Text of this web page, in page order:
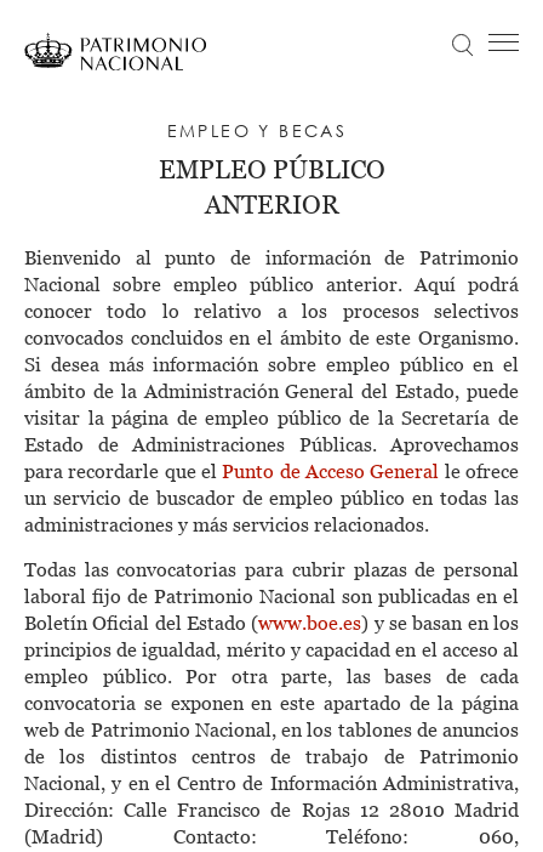
contenido
ACTUALIDAD
APRENDE
NOSOTROS
TRANSPARENCIA
ENTRADAS
Buscar
EMPLEO Y BECAS
EMPLEO PÚBLICO
ANTERIOR
Bienvenido al punto de información de Patrimonio
Nacional sobre empleo público anterior. Aquí podrá
conocer todo lo relativo a los procesos selectivos
convocados concluidos en el ámbito de este Organismo.
Si desea más información sobre empleo público en el
ámbito de la Administración General del Estado, puede
visitar la página de empleo público de la Secretaría de
Estado de Administraciones Públicas. Aprovechamos
para recordarle que elPunto de Acceso General le ofrece
un servicio de buscador de empleo público en todas las
administraciones y más servicios relacionados.
Todas las convocatorias para cubrir plazas de personal
laboral fijo de Patrimonio Nacional son publicadas en el
Boletín Oficial del Estado (www.boe.es) y se basan en los
principios de igualdad, mérito y capacidad en el acceso al
empleo público. Por otra parte, las bases de cada
convocatoria se exponen en este apartado de la página
web de Patrimonio Nacional, en los tablones de anuncios
de los distintos centros de trabajo de Patrimonio
Nacional, y en el Centro de Información Administrativa,
Dirección: Calle Francisco de Rojas 12 28010 Madrid
(Madrid) Contacto: Teléfono: 060,